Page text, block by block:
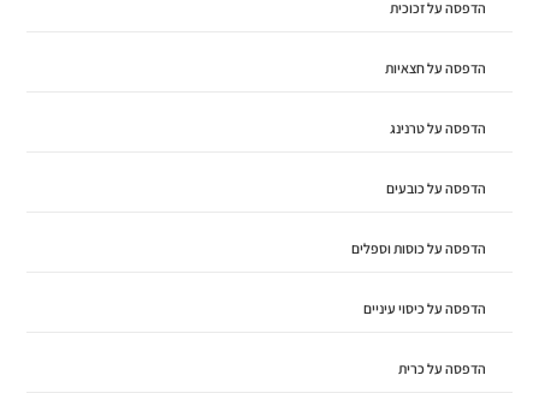
הדפסה על זכוכית
הדפסה על חצאיות
הדפסה על טרנינג
הדפסה על כובעים
הדפסה על כוסות וספלים
הדפסה על כיסוי עיניים
הדפסה על כרית